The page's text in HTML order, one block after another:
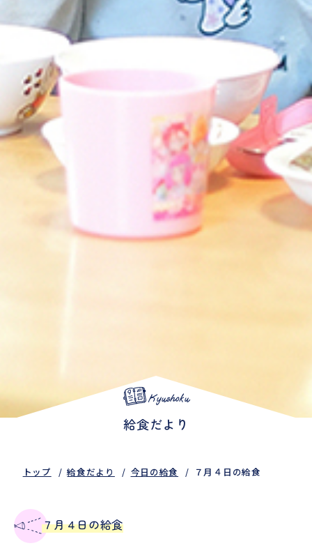
Kyushoku
給食だより
トップ 給食だより 今日の給食 ７月４日の給食
７月４日の給食